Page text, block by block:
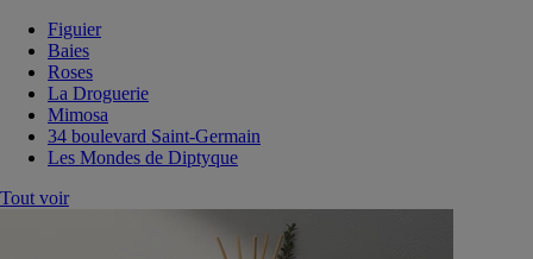
Figuier
Baies
Roses
La Droguerie
Mimosa
34 boulevard Saint-Germain
Les Mondes de Diptyque
Tout voir